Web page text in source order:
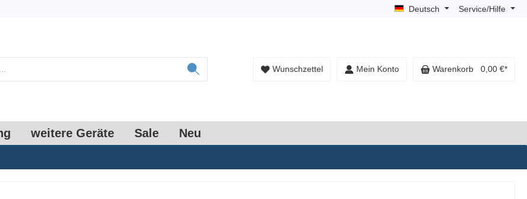
Deutsch Service/Hilfe
Wunschzettel Mein Konto Warenkorb 0,00 €*
weitere Geräte Sale Neu